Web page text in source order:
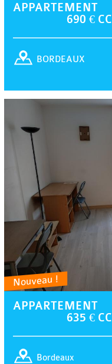
APPARTEMENT
690 € CC
BORDEAUX
Nouveau !
APPARTEMENT
635 € CC
Bordeaux